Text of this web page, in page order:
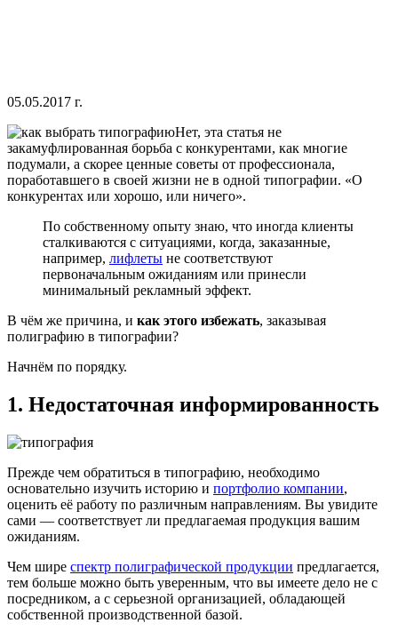
05.05.2017 г.
Нет, эта статья не
закамуфлированная борьба с конкурентами, как многие
подумали, а скорее ценные советы от профессионала,
поработавшего в своей жизни не в одной типографии. «О
конкурентах или хорошо, или ничего».
По собственному опыту знаю, что иногда клиенты
сталкиваются с ситуациями, когда, заказанные,
например, лифлеты не соответствуют
первоначальным ожиданиям или принесли
минимальный рекламный эффект.
В чём же причина, и как этого избежать, заказывая
полиграфию в типографии?
Начнём по порядку.
1. Недостаточная информированность
Прежде чем обратиться в типографию, необходимо
основательно изучить историю и портфолио компании,
оценить её работу по различным направлениям. Вы увидите
сами — соответствует ли предлагаемая продукция вашим
ожиданиям.
Чем шире спектр полиграфической продукции предлагается,
тем больше можно быть уверенным, что вы имеете дело не с
посредником, а с серьезной организацией, обладающей
собственной производственной базой.